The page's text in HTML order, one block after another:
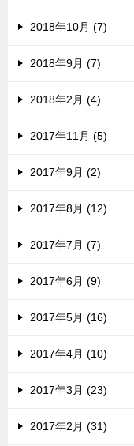
2018年10月 (7)
2018年9月 (7)
2018年2月 (4)
2017年11月 (5)
2017年9月 (2)
2017年8月 (12)
2017年7月 (7)
2017年6月 (9)
2017年5月 (16)
2017年4月 (10)
2017年3月 (23)
2017年2月 (31)